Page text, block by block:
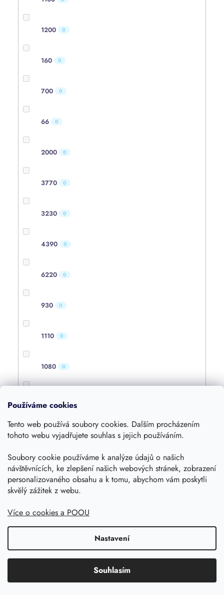
Používáme cookies
Tento web používá soubory cookies. Dalším procházením
tohoto webu vyjadřujete souhlas s jejich používáním.
Soubory cookie používáme k analýze údajů o našich
návštěvnících, ke zlepšení našich webových stránek, zobrazení
personalizovaného obsahu a k tomu, abychom vám poskytli
skvělý zážitek z webu.
Více o cookies a POOU
Nastavení
Souhlasím
1200 0
160 0
700 0
66 0
2000 0
3770 0
3230 0
4390 0
6220 0
930 0
1110 0
1080 0
4000 0
1600 0
360 0
420
1250 0
1055